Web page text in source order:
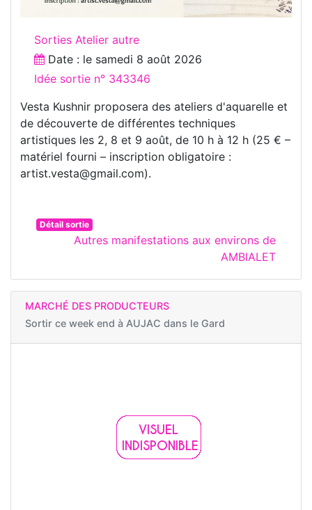
Sorties Atelier autre
Date : le samedi 8 août 2026
Idée sortie n° 343346
Vesta Kushnir proposera des ateliers d'aquarelle et
de découverte de différentes techniques
artistiques les 2, 8 et 9 août, de 10 h à 12 h (25 € –
matériel fourni – inscription obligatoire :
artist.vesta@gmail.com).
Détail sortie
Autres manifestations aux environs de
AMBIALET
MARCHÉ DES PRODUCTEURS
Sortir ce week end à AUJAC dans le Gard